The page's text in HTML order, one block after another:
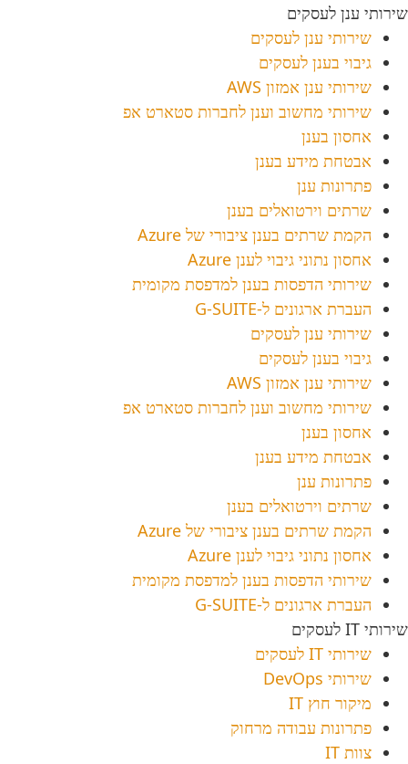
שירותי ענן לעסקים
שירותי ענן לעסקים
גיבוי בענן לעסקים
שירותי ענן אמזון AWS
שירותי מחשוב וענן לחברות סטארט אפ
אחסון בענן
אבטחת מידע בענן
פתרונות ענן
שרתים וירטואלים בענן
הקמת שרתים בענן ציבורי של Azure
אחסון נתוני גיבוי לענן Azure
שירותי הדפסות בענן למדפסת מקומית
העברת ארגונים ל-G-SUITE
שירותי ענן לעסקים
גיבוי בענן לעסקים
שירותי ענן אמזון AWS
שירותי מחשוב וענן לחברות סטארט אפ
אחסון בענן
אבטחת מידע בענן
פתרונות ענן
שרתים וירטואלים בענן
הקמת שרתים בענן ציבורי של Azure
אחסון נתוני גיבוי לענן Azure
שירותי הדפסות בענן למדפסת מקומית
העברת ארגונים ל-G-SUITE
שירותי IT לעסקים
שירותי IT לעסקים
שירותי DevOps
מיקור חוץ IT
פתרונות עבודה מרחוק
צוות IT